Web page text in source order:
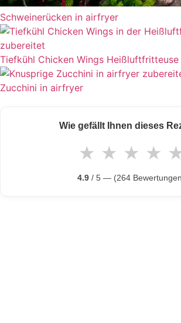
Schweinerücken in airfryer
Tiefkühl Chicken Wings Heißluftfritteuse
Zucchini in airfryer
Wie gefällt Ihnen dieses
★ ★ ★ ★
4.9 / 5 — (264